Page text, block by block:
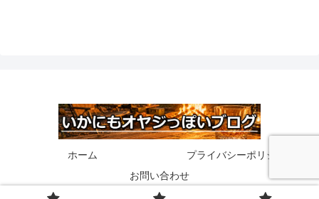
ホーム
プライバシーポリシー
お問い合わせ